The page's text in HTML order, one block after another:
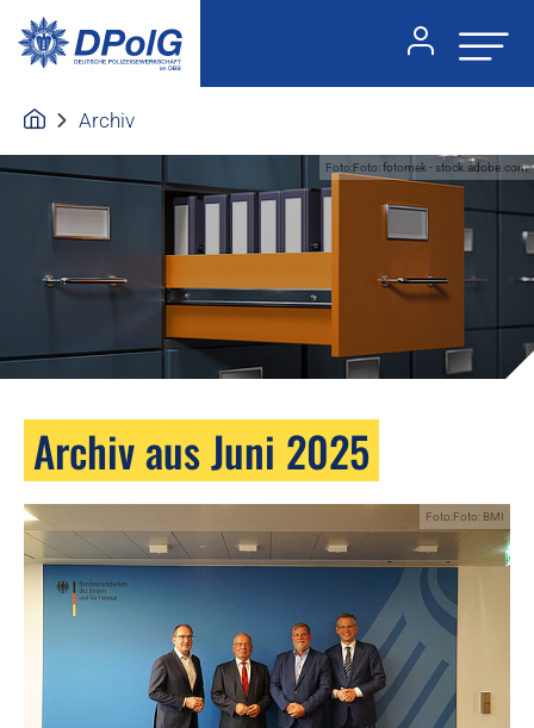
Archiv
Foto:Foto: fotomek - stock.adobe.com
Archiv aus Juni 2025
Foto:Foto: BMI